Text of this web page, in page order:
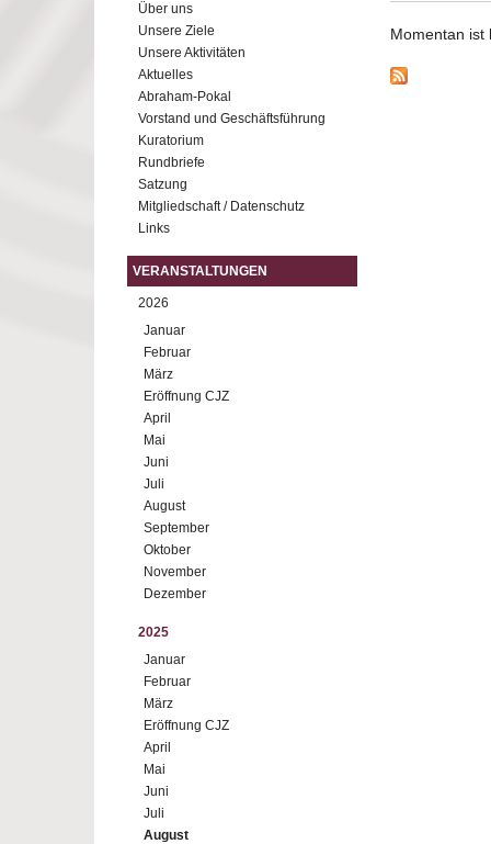
Über uns
Unsere Ziele
Unsere Aktivitäten
Aktuelles
Abraham-Pokal
Vorstand und Geschäftsführung
Kuratorium
Rundbriefe
Satzung
Mitgliedschaft / Datenschutz
Links
VERANSTALTUNGEN
2026
Januar
Februar
März
Eröffnung CJZ
April
Mai
Juni
Juli
August
September
Oktober
November
Dezember
2025
Januar
Februar
März
Eröffnung CJZ
April
Mai
Juni
Juli
August
Momentan ist